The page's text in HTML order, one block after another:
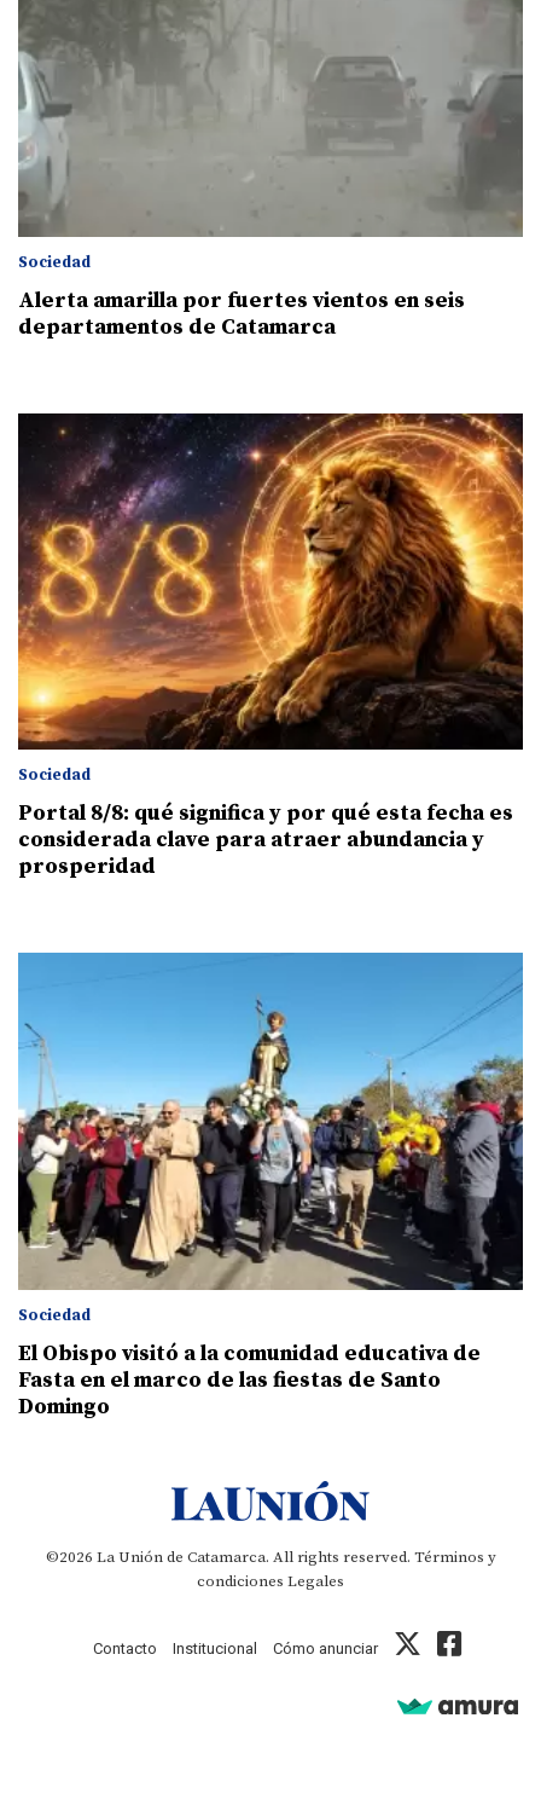
Sociedad
Alerta amarilla por fuertes vientos en seis
departamentos de Catamarca
Sociedad
Portal 8/8: qué significa y por qué esta fecha es
considerada clave para atraer abundancia y
prosperidad
Sociedad
El Obispo visitó a la comunidad educativa de
Fasta en el marco de las fiestas de Santo
Domingo
©2026 La Unión de Catamarca. All rights reserved. Términos y
condiciones Legales
Contacto Institucional Cómo anunciar